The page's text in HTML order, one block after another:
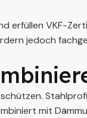
erfüllen VKF-
jedoch
mit